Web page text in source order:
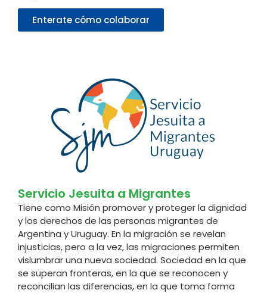
Enterate cómo colaborar
Servicio Jesuita a Migrantes
Tiene como Misión promover y proteger la dignidad
y los derechos de las personas migrantes de
Argentina y Uruguay. En la migración se revelan
injusticias, pero a la vez, las migraciones permiten
vislumbrar una nueva sociedad. Sociedad en la que
se superan fronteras, en la que se reconocen y
reconcilian las diferencias, en la que toma forma